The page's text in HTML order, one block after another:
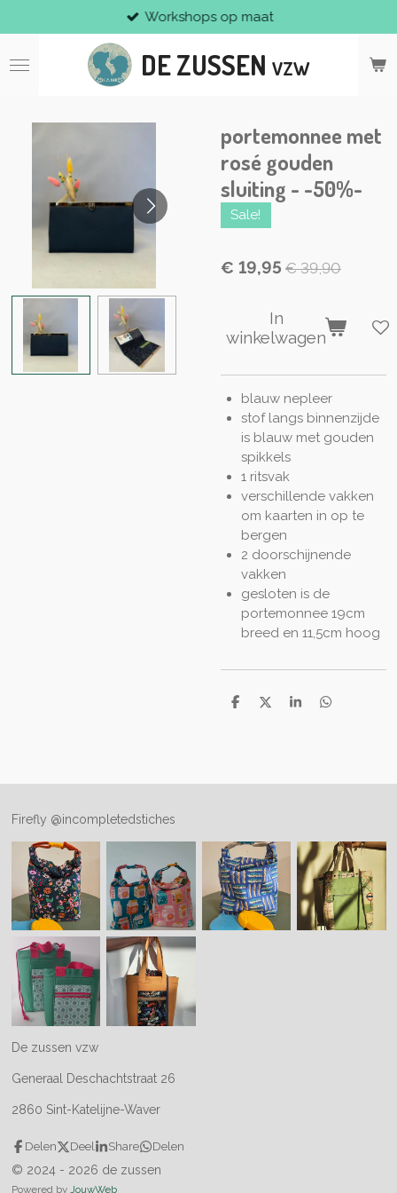
direct
naar
de
DE ZUSSEN VZW
Workshops op maat
portemonnee met
rosé gouden
sluiting - -50%-
Sale!
€ 19,95 € 39,90
In
winkelwagen
blauw nepleer
stof langs binnenzijde
is blauw met gouden
spikkels
1 ritsvak
verschillende vakken
om kaarten in op te
bergen
2 doorschijnende
vakken
gesloten is de
portemonnee 19cm
breed en 11,5cm hoog
D
D
S
D
Firefly @incompletedstiches
De zussen vzw
Generaal Deschachtstraat 26
2860 Sint-Katelijne-Waver
Delen Deel Share Delen
© 2024 - 2026 de zussen
Powered by JouwWeb